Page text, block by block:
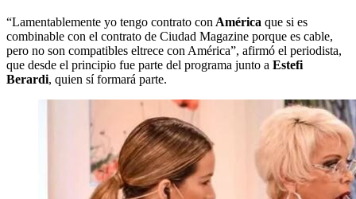
“Lamentablemente yo tengo contrato con América que si es
combinable con el contrato de Ciudad Magazine porque es cable,
pero no son compatibles eltrece con América”, afirmó el periodista,
que desde el principio fue parte del programa junto a Estefi
Berardi, quien sí formará parte.